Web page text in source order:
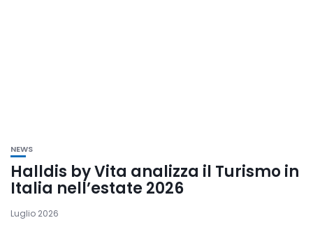
NEWS
Halldis by Vita analizza il Turismo in
Italia nell’estate 2026
Luglio 2026